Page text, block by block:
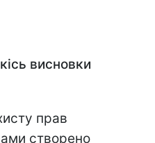
висновки
прав
створено